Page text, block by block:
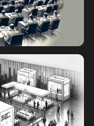
스
을 하고 패널 토론
다.
자로서 유익한 강